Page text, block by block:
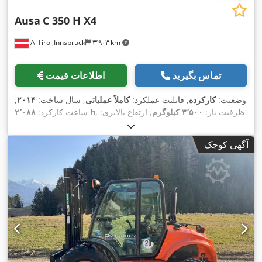
A-Tirol,Innsbruck ۳٬۹۰۳ km
Ausa C 350 H X4
اطلاعات قیمت تماس بگیرید
وضعیت:کارکرده, قابلیت عملکرد:کاملاً عملیاتی, سال ساخت: ۲۰۱۴,
ساعت کارکرد: ۲٬۰۸۸ h , ظرفیت بار: ۳٬۵۰۰ کیلوگرم
, ارتفاع بالابری:
دیزل, نوع دکل:
۲٬۷۰۰ میلی‌متر
, قدرت:۳۱ کیلووات (۴۲٫۱۵ اسب بخار)
, طول
شاخک‌ها:۱٬۱۵۰ میلی‌متر , نوع سیستم انتقال قدرت:Diesel,
آگهی کوچک